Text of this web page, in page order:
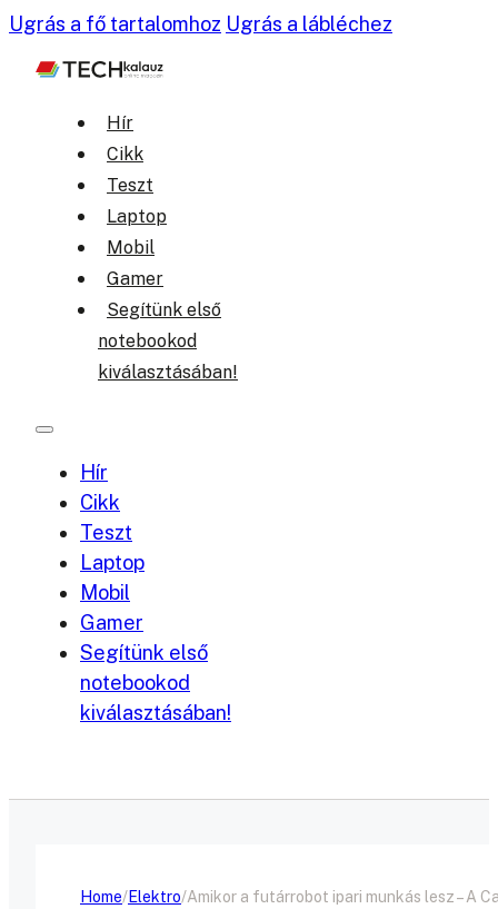
Ugrás a fő tartalomhoz Ugrás a lábléchez
Hír
Cikk
Teszt
Laptop
Mobil
Gamer
Segítünk első
notebookod
kiválasztásában!
Hír
Cikk
Teszt
Laptop
Mobil
Gamer
Segítünk első
notebookod
kiválasztásában!
Home Elektro Amikor a futárrobot ipari munkás lesz – A